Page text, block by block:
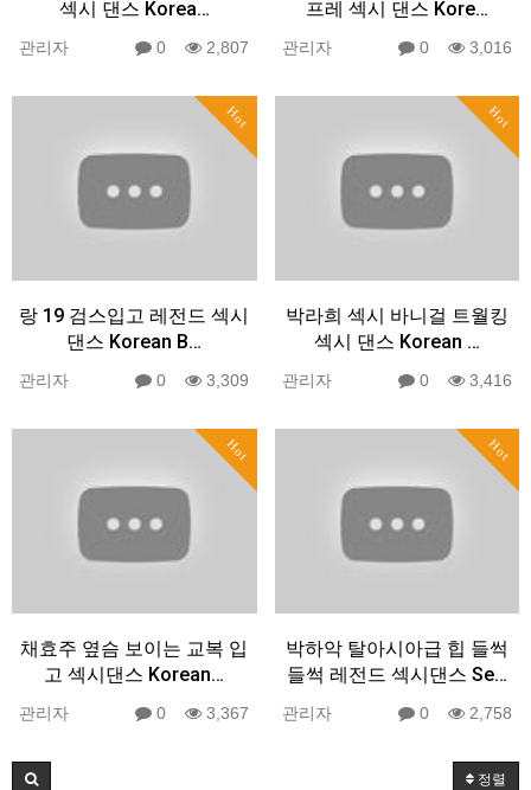
섹시 댄스 Korea…
관리자 0 2,807
프레 섹시 댄스 Kore…
관리자 0 3,016
Hot
랑 19 검스입고 레전드 섹시
댄스 Korean B…
관리자 0 3,309
Hot
박라희 섹시 바니걸 트월킹
섹시 댄스 Korean …
관리자 0 3,416
Hot
채효주 옆슴 보이는 교복 입
고 섹시댄스 Korean…
관리자 0 3,367
Hot
박하악 탈아시아급 힙 들썩
들썩 레전드 섹시댄스 Se…
관리자 0 2,758
정렬